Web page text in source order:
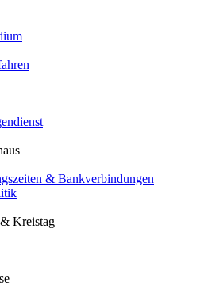
& Bankverbindungen
Kreistag